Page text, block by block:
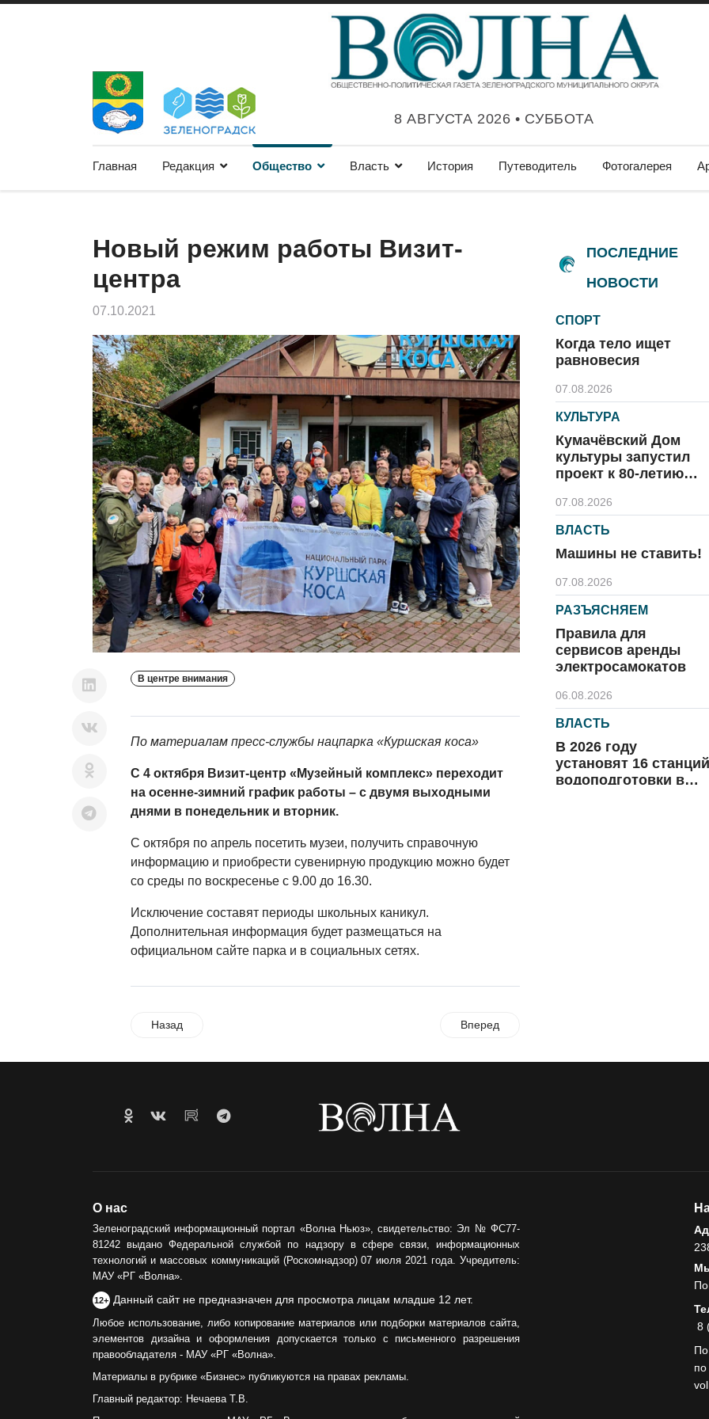
8 АВГУСТА 2026 • СУББОТА
Главная Редакция Общество Власть История Путеводитель Фотогалерея
Новый режим работы Визит-
центра
07.10.2021
В центре внимания
По материалам пресс-службы нацпарка «Куршская коса»
С 4 октября Визит-центр «Музейный комплекс» переходит
на осенне-зимний график работы – с двумя выходными
днями в понедельник и вторник.
С октября по апрель посетить музеи, получить справочную
информацию и приобрести сувенирную продукцию можно будет
со среды по воскресенье с 9.00 до 16.30.
Исключение составят периоды школьных каникул.
Дополнительная информация будет размещаться на
официальном сайте парка и в социальных сетях.
Назад Вперед
ПОСЛЕДНИЕ
НОВОСТИ
СПОРТ
Когда тело ищет
равновесия
07.08.2026
КУЛЬТУРА
Кумачёвский Дом
культуры запустил
проект к 80-летию
07.08.2026
ВЛАСТЬ
Машины не ставить!
07.08.2026
РАЗЪЯСНЯЕМ
Правила для
сервисов аренды
электросамокатов
06.08.2026
ВЛАСТЬ
В 2026 году
установят 16 станций
водоподготовки в
О нас
Зеленоградский информационный портал «Волна Ньюз», свидетельство: Эл № ФС77-
81242 выдано Федеральной службой по надзору в сфере связи, информационных
технологий и массовых коммуникаций (Роскомнадзор) 07 июля 2021 года. Учредитель:
МАУ «РГ «Волна».
12+ Данный сайт не предназначен для просмотра лицам младше 12 лет.
Любое использование, либо копирование материалов или подборки материалов сайта,
элементов дизайна и оформления допускается только с письменного разрешения
правообладателя - МАУ «РГ «Волна».
Материалы в рубрике «Бизнес» публикуются на правах рекламы.
Главный редактор: Нечаева Т.В.
8